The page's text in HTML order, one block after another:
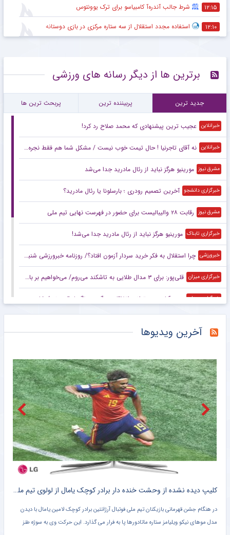
۱۲:۱۵ شرط جالب آندره‌آ کامبیاسو برای ترک یوونتوس
۱۲:۱۰ استفاده مجدد استقلال از سه ستاره مرکزی در بازی دوستانه
برترین ها از دیگر رسانه های ورزشی
جدید ترین پربیننده ترین پربحث ترین ها
خبرانلاین عجیب ترین پیشنهادی که محمد صلاح رد کرد!
خبرانلاین نه آقای تاجرنیا ! حال تیمت خوب نیست / مشکل شما هم فقط نجره نقل و انتقال نیست
مشرق نیوز مورینیو هرگز نباید از رئال مادرید جدا می‌شد
خبرگزاری دانشجو آخرین تصمیم رودری ؛ بارسلونا یا رئال مادرید؟
مشرق نیوز رقابت ۲۸ والیبالیست برای حضور در فهرست نهایی تیم ملی
خبرگزاری تابناک مورینیو هرگز نباید از رئال مادرید جدا می‌شد!
خبرورزشی چرا استقلال به فکر خرید سردار آزمون افتاد؟/ روزنامه خبرورزشی شنبه را ببینید
خبرگزاری میزان قلی‌پور: برای ۳ مدال طلایی به تاشکند می‌روم/ می‌خواهیم بر بام آسیا بایستیم
خبرگزاری میزان سعیدآبادی: می‌توانیم اتفاقات بزرگی در ناگویا رقم بزنیم/ شاید حریفانم از سبک مبارزه من شگفت‌زده شوند
خبرگزاری میزان
خبرگزاری میزان بدون حتی یک سرمربی خارجی؛ لیگ برتر فوتبال در انحصار داخلی‌ها/ فصل آزمون مربیان ایرانی با چاشنی تکرار و فرصت طلایی
خبرانلاین آمار شگفت‌انگیز مسی در سال ۲۰۲۶
خبرورزشی ویدیو| شیرین کاری یورگ کلوپ با ترن هوایی!
خبرورزشی واکنش منصوریان به درگیری در بازی با تیم یحیی/ رفتار زشتی بود مگر ورزش بوکس است؟
آخرین ویدیوها
شلیک لامین یامال در حمایت از ایران ، علیه آمریکا !! + کلیپ وایرال شده
تصویر لامین یامال ستاره تیم ملی فوتبال اسپانیا روی پهپاد شاهد سپاه پاسداران در حالی که
پرچم فلسطین را در دست دارد در حال شلیک منتشر شده است.